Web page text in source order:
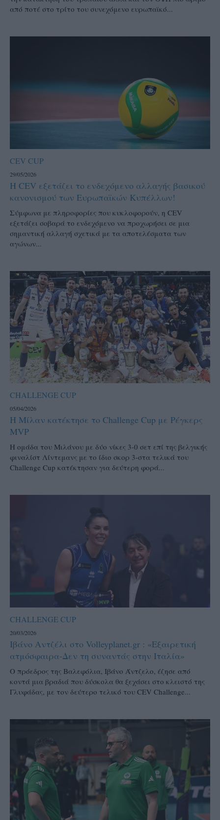
από ποτέ στο τρίτο του συνεχόμενο ευρωπαϊκό...
CEV CUP
29/05/2026
Η CEV εξετάζει το ενδεχόμενο αλλαγής βασικού
κανονισμού των Ευρωπαϊκών Κυπέλλων!
Σύμφωνα με πληροφορίες που κυκλοφορούν, η CEV
εξετάζει σοβαρά το ενδεχόμενο να προχωρήσει σε μια
σημαντική αλλαγή σχετικά με τα αποτελέσματα των
αγώνων...
CHALLENGE CUP
05/04/2026
Η Μίλαν κατέκτησε το Challenge Cup με Ρέγκερς
MVP
Η ομάδα του Μιλάνου με δύο νίκες 3-0 σετ επί της βελγικής
φιναλίστ Λίντεμανς με το ίδιο σκορ 3-στα τελικά του
Challenge Cup κατέκτησαν για δεύτερη φορά...
CHALLENGE CUP
20/03/2026
Ιβάνο Αντζέλι στο Volleyplanet.gr : «Εξαιρετική
ατμόσφαιρα-Δεν τη συναντάς στην Ιταλία»
Ο πρόεδρος της Βαλεφόλια, Ιβάνο Άντζελο, έζησε από
κοντά μια βραδιά που δύσκολα θα ξεχάσει στο κλειστό της
Γλυφάδας, με τον δεύτερο τελικό του CEV Challenge...